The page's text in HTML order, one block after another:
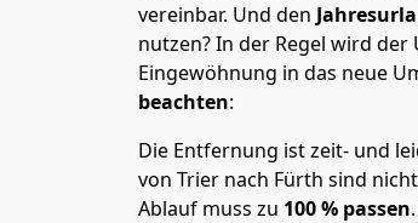
vereinbar. Und den
nutzen? In der Regel wird
Eingewöhnung in das neue
beachten:
Die Entfernung ist zeit- und
von Trier nach Fürth sind
Ablauf muss zu 100 % passen